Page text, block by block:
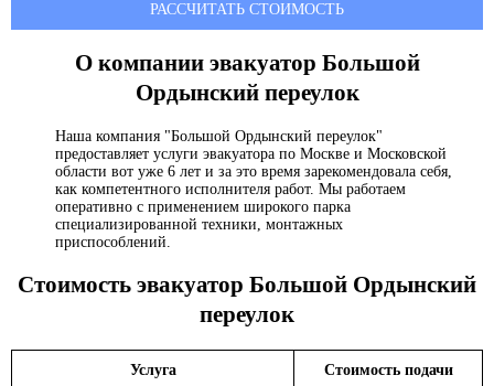
РАССЧИТАТЬ СТОИМОСТЬ
О компании эвакуатор Большой
Ордынский переулок
Наша компания "Большой Ордынский переулок"
предоставляет услуги эвакуатора по Москве и Московской
области вот уже 6 лет и за это время зарекомендовала себя,
как компетентного исполнителя работ. Мы работаем
оперативно с применением широкого парка
специализированной техники, монтажных
приспособлений.
Стоимость эвакуатор Большой Ордынский
переулок
Услуга Стоимость подачи